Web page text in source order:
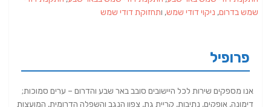
שמש בדרום, ניקוי דודי שמש, ותחזוקת דודי שמש
פרופיל
אנו מספקים שירות לכל היישובים סובב באר שבע והדרום – ערים סמוכות;
דימונה, אופקים, נתיבות, קריית גת, צפון הנגב והשפלה הדרומית, המועצות